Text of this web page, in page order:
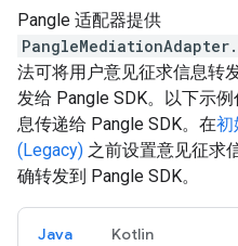
Pangle 适配器提供
法可将用户意见征求信息转
发给 Pangle SDK。以下示
息传递给 Pangle SDK。在初
(Legacy) 之前设置意见征求
确转发到 Pangle SDK。
Java Kotlin